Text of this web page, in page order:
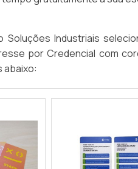
Industriais
por Credencial com
abaixo: